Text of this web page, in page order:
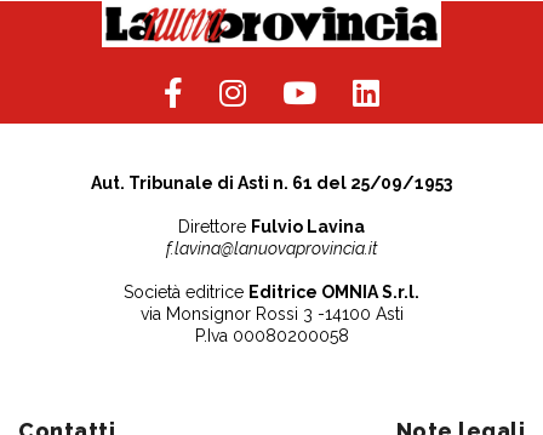
Aut. Tribunale di Asti n. 61 del 25/09/1953
Direttore Fulvio Lavina
f.lavina@lanuovaprovincia.it
Società editrice Editrice OMNIA S.r.l.
via Monsignor Rossi 3 -14100 Asti
P.Iva 00080200058